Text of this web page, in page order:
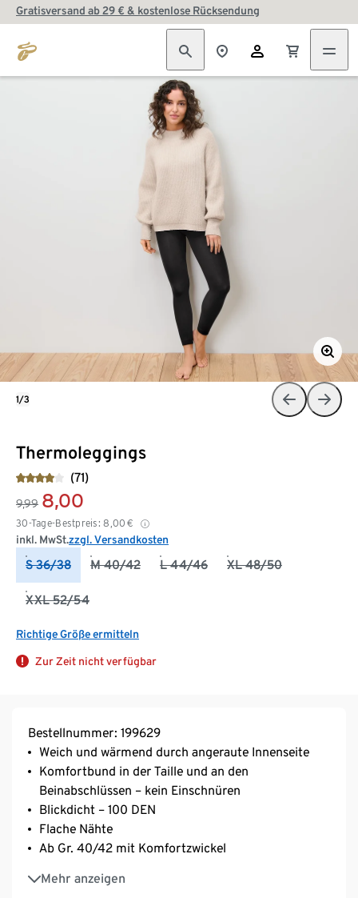
Gratisversand ab 29 € & kostenlose Rücksendung
Thermoleggings
(71)
9,99 8,00
30-Tage-Bestpreis: 8,00 €
inkl. MwSt.zzgl. Versandkosten
S 36/38 M 40/42 L 44/46 XL 48/50
XXL 52/54
Richtige Größe ermitteln
Zur Zeit nicht verfügbar
1/3
Bestellnummer: 199629
Weich und wärmend durch angeraute Innenseite
Komfortbund in der Taille und an den
Beinabschlüssen – kein Einschnüren
Blickdicht – 100 DEN
Flache Nähte
Ab Gr. 40/42 mit Komfortzwickel
Mehr anzeigen
Mit Elasthan: formbeständig, perfekter Sitz, hoher
Tragekomfort